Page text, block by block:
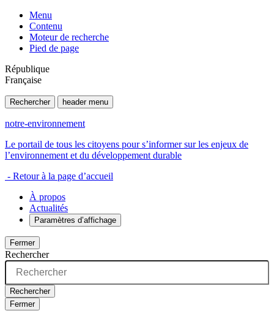
Menu
Contenu
Moteur de recherche
Pied de page
République
Française
Rechercher header menu
notre-environnement
Le portail de tous les citoyens pour s’informer sur les enjeux de
l’environnement et du développement durable
- Retour à la page d’accueil
À propos
Actualités
Paramètres d’affichage
Fermer
Rechercher
Rechercher
Fermer